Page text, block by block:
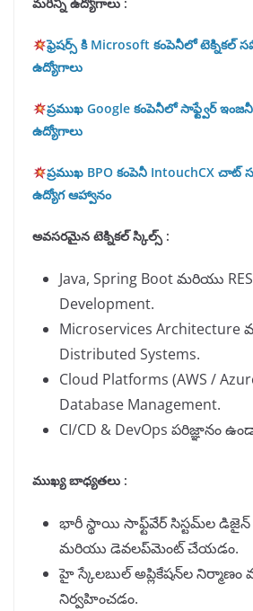
మరిన్ని ఉద్యోగాలు :
ఫ్రెషర్స్ కి Microsoft కంపెనీలో టెక్నికల్
ఉద్యోగాలు
ప్రముఖ Google కంపెనీలో సాఫ్ట్వేర్
ఉద్యోగాలు
ప్రముఖ BPO కంపెనీ IntouchCX చాట్
ఉద్యోగ ఆహ్వానం
అవసరమైన టెక్నికల్ స్కిల్స్ :
Java, Spring Boot మరియు
Development.
Microservices
Distributed Systems.
Cloud Platforms (AWS /
Database Management.
CI/CD & DevOps పరిజ్ఞానం
ముఖ్య బాధ్యతలు :
భారీ స్థాయి సాఫ్ట్‌వేర్ సిస్టమ్‌ల డిజైన్
మరియు డెవలప్‌మెంట్ చేయడం.
హై స్కేలబుల్ అప్లికేషన్‌ల నిర్మాణం
నిర్వహించడం.